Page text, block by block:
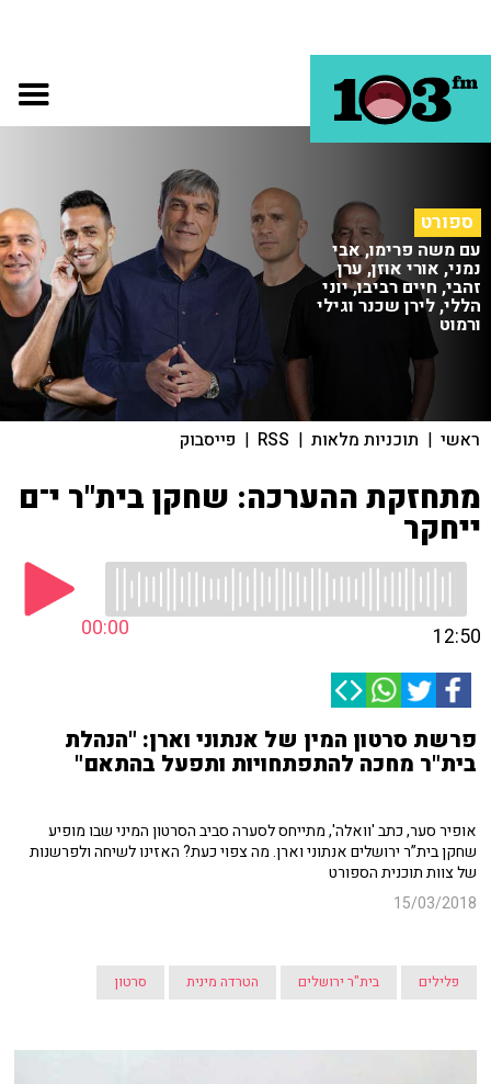
ספורט
עם משה פרימו, אבי
נמני, אורי אוזן, ערן
זהבי, חיים רביבו, יוני
הללי, לירן שכנר וגילי
ורמוט
ראשי | תוכניות מלאות |
RSS
| פייסבוק
מתחזקת ההערכה: שחקן בית"ר י־ם
ייחקר
00:00 12:50
פרשת סרטון המין של אנתוני וארן: "הנהלת
בית"ר מחכה להתפתחויות ותפעל בהתאם"
אופיר סער, כתב 'וואלה', מתייחס לסערה סביב הסרטון המיני שבו מופיע
שחקן בית”ר ירושלים אנתוני וארן. מה צפוי כעת? האזינו לשיחה ולפרשנות
של צוות תוכנית הספורט
15/03/2018
פלילים בית"ר ירושלים הטרדה מינית סרטון